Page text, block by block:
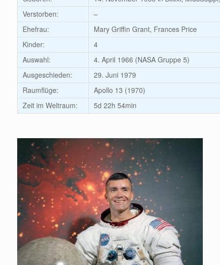
Verstorben:
–
Ehefrau:
Mary Griffin Grant, Frances Price
Kinder:
4
Auswahl:
4. April 1966 (NASA Gruppe 5)
Ausgeschieden:
29. Juni 1979
Raumflüge:
Apollo 13 (1970)
Zeit im Weltraum:
5d 22h 54min